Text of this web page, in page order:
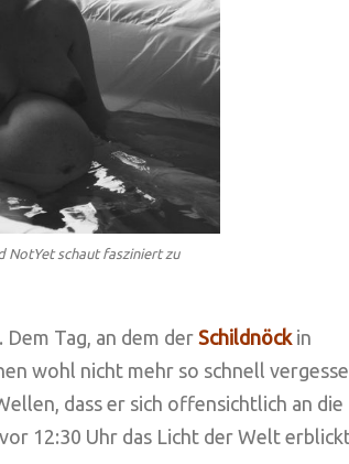
NotYet schaut fasziniert zu
Tag, an dem der Schildnöckin
wohl nicht mehr so schnell
dass er sich offensichtlich an die
12:30 Uhr das Licht der Welt